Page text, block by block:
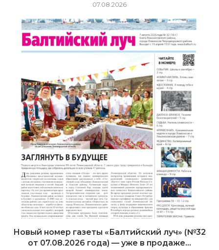
07.08.2026
Новый номер газеты «Балтийский луч» (№32
от 07.08.2026 года) — уже в продаже...